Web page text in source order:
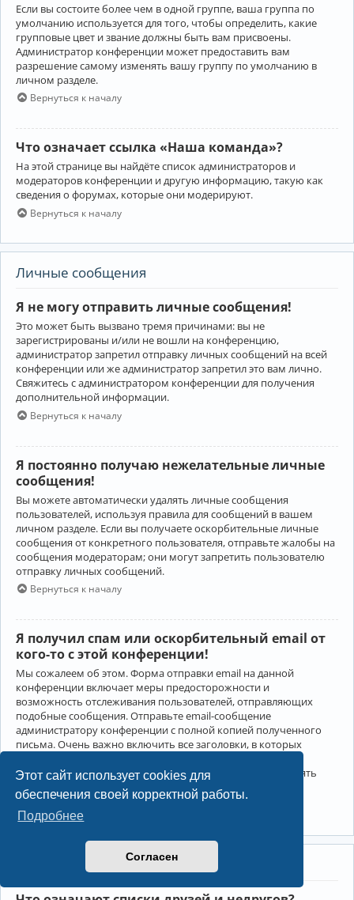
Этот сайт использует cookies для
обеспечения своей корректной работы.
Подробнее
Согласен
Если вы состоите более чем в одной группе, ваша группа по
умолчанию используется для того, чтобы определить, какие
групповые цвет и звание должны быть вам присвоены.
Администратор конференции может предоставить вам
разрешение самому изменять вашу группу по умолчанию в
личном разделе.
Вернуться к началу
Что означает ссылка «Наша команда»?
На этой странице вы найдёте список администраторов и
модераторов конференции и другую информацию, такую как
сведения о форумах, которые они модерируют.
Вернуться к началу
Личные сообщения
Я не могу отправить личные сообщения!
Это может быть вызвано тремя причинами: вы не
зарегистрированы и/или не вошли на конференцию,
администратор запретил отправку личных сообщений на всей
конференции или же администратор запретил это вам лично.
Свяжитесь с администратором конференции для получения
дополнительной информации.
Вернуться к началу
Я постоянно получаю нежелательные личные
сообщения!
Вы можете автоматически удалять личные сообщения
пользователей, используя правила для сообщений в вашем
личном разделе. Если вы получаете оскорбительные личные
сообщения от конкретного пользователя, отправьте жалобы на
сообщения модераторам; они могут запретить пользователю
отправку личных сообщений.
Вернуться к началу
Я получил спам или оскорбительный email от
кого-то с этой конференции!
Мы сожалеем об этом. Форма отправки email на данной
конференции включает меры предосторожности и
возможность отслеживания пользователей, отправляющих
подобные сообщения. Отправьте email-сообщение
администратору конференции с полной копией полученного
письма. Очень важно включить все заголовки, в которых
Администратор конференции сможет в этом случае принять
меры.
Друзья и недруги